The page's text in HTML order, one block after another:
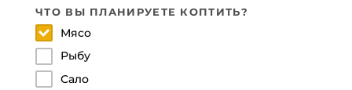
ЧТО ВЫ ПЛАНИРУЕТЕ КОПТИТЬ?
Мясо
Рыбу
Сало